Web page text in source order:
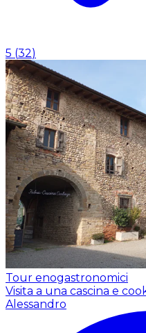
5 (32)
Tour enogastronomici
Visita a una cascina e
Alessandro